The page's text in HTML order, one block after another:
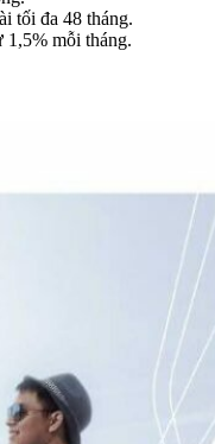
tối đa 48 tháng.
1,5% mỗi tháng.